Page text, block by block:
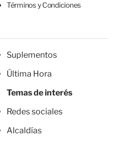
Términos y Condiciones
Suplementos
Última Hora
Temas de interés
Redes sociales
Alcaldías